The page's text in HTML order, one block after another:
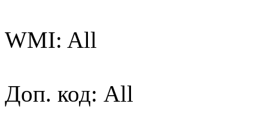
WMI: All
Доп. код: All